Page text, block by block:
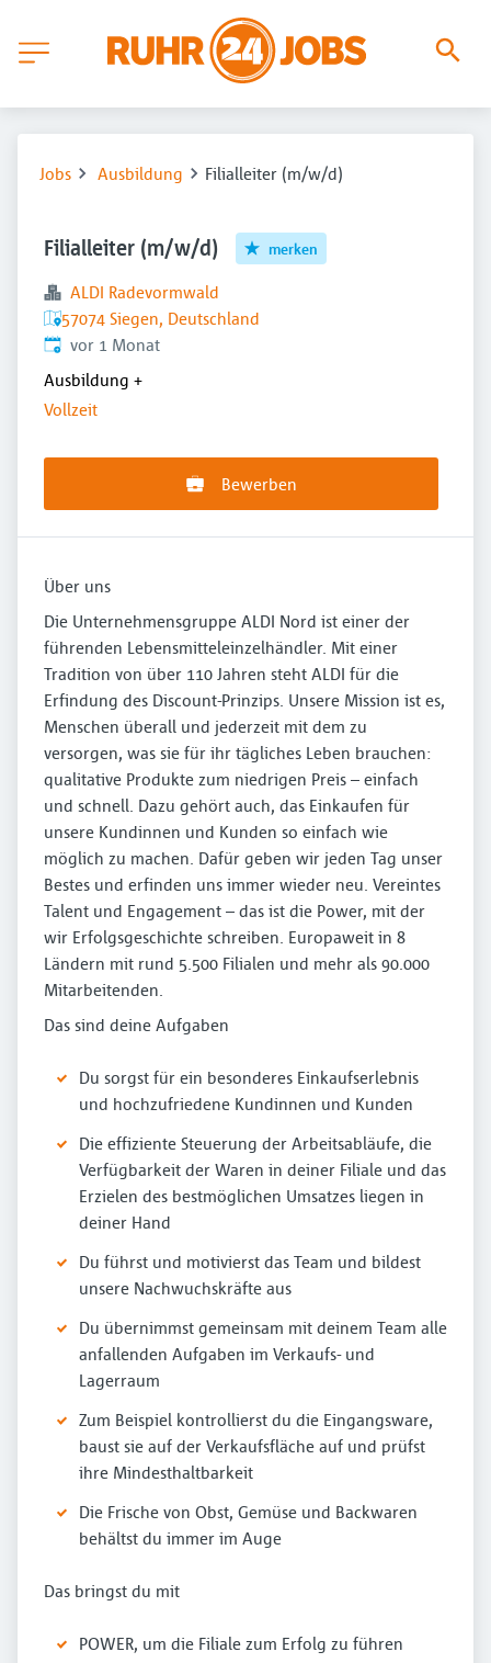
Jobs Ausbildung Filialleiter (m/w/d)
Filialleiter (m/w/d) merken
ALDI Radevormwald
57074 Siegen, Deutschland
Veröffentlicht:
vor 1 Monat
Ausbildung +
Vollzeit
Bewerben
Über uns
Die Unternehmensgruppe ALDI Nord ist einer der
führenden Lebensmitteleinzelhändler. Mit einer
Tradition von über 110 Jahren steht ALDI für die
Erfindung des Discount-Prinzips. Unsere Mission ist es,
Menschen überall und jederzeit mit dem zu
versorgen, was sie für ihr tägliches Leben brauchen:
qualitative Produkte zum niedrigen Preis – einfach
und schnell. Dazu gehört auch, das Einkaufen für
unsere Kundinnen und Kunden so einfach wie
möglich zu machen. Dafür geben wir jeden Tag unser
Bestes und erfinden uns immer wieder neu. Vereintes
Talent und Engagement – das ist die Power, mit der
wir Erfolgsgeschichte schreiben. Europaweit in 8
Ländern mit rund 5.500 Filialen und mehr als 90.000
Mitarbeitenden.
Das sind deine Aufgaben
Du sorgst für ein besonderes Einkaufserlebnis
und hochzufriedene Kundinnen und Kunden
Die effiziente Steuerung der Arbeitsabläufe, die
Verfügbarkeit der Waren in deiner Filiale und das
Erzielen des bestmöglichen Umsatzes liegen in
deiner Hand
Du führst und motivierst das Team und bildest
unsere Nachwuchskräfte aus
Du übernimmst gemeinsam mit deinem Team alle
anfallenden Aufgaben im Verkaufs- und
Lagerraum
Zum Beispiel kontrollierst du die Eingangsware,
baust sie auf der Verkaufsfläche auf und prüfst
ihre Mindesthaltbarkeit
Die Frische von Obst, Gemüse und Backwaren
behältst du immer im Auge
Das bringst du mit
POWER, um die Filiale zum Erfolg zu führen